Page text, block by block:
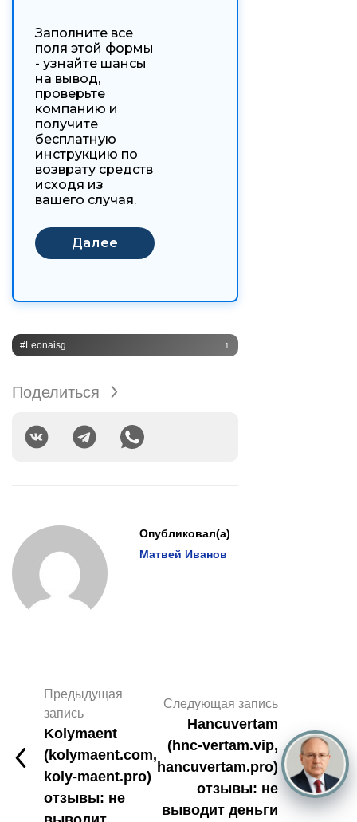
Заполните все
поля этой формы
- узнайте шансы
на вывод,
проверьте
компанию и
получите
бесплатную
инструкцию по
возврату средств
исходя из
вашего случая.
#Leonaisg 1
Поделиться
Опубликовал(а)
Матвей Иванов
Предыдущая
запись
Kolymaent
(kolymaent.com,
koly-maent.pro)
отзывы: не
Следующая запись
Hancuvertam
(hnc-vertam.vip,
hancuvertam.pro)
отзывы: не
выводит деньги